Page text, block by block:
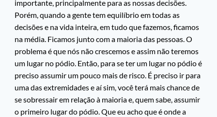
importante, principalmente para as nossas decisões.
Porém, quando a gente tem equilíbrio em todas as
decisões e na vida inteira, em tudo que fazemos, ficamos
na média. Ficamos junto com a maioria das pessoas. O
problema é que nós não crescemos e assim não teremos
um lugar no pódio. Então, para se ter um lugar no pódio é
preciso assumir um pouco mais de risco. É preciso ir para
uma das extremidades e aí sim, você terá mais chance de
se sobressair em relação à maioria e, quem sabe, assumir
o primeiro lugar do pódio. Que eu acho que é onde a